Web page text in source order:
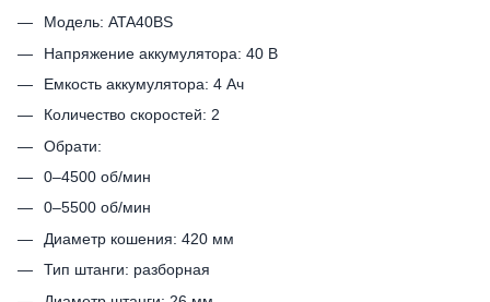
Модель: ATA40BS
Напряжение аккумулятора: 40 В
Емкость аккумулятора: 4 Ач
Количество скоростей: 2
Обрати:
0–4500 об/мин
0–5500 об/мин
Диаметр кошения: 420 мм
Тип штанги: разборная